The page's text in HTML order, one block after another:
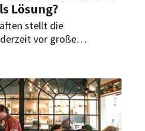
Lösung?
stellt die
vor große
Personalmangel in der